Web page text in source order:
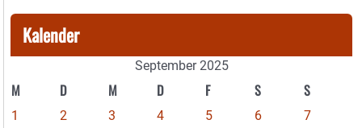
Kalender
September 2025
M D M D F S S
1 2 3 4 5 6
7